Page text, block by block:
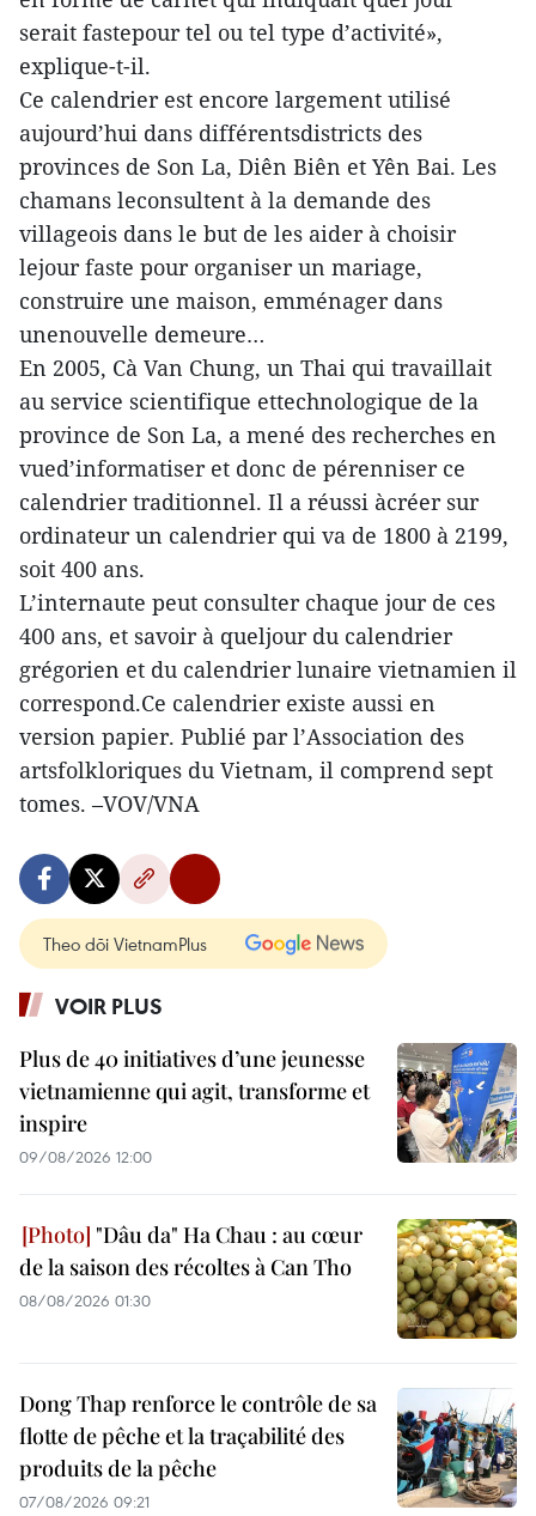
serait fastepour tel ou tel type d’activité»,
explique-t-il.
Ce calendrier est encore largement utilisé
aujourd’hui dans différentsdistricts des
provinces de Son La, Diên Biên et Yên Bai. Les
chamans leconsultent à la demande des
villageois dans le but de les aider à choisir
lejour faste pour organiser un mariage,
construire une maison, emménager dans
unenouvelle demeure…
En 2005, Cà Van Chung, un Thai qui travaillait
au service scientifique ettechnologique de la
province de Son La, a mené des recherches en
vued’informatiser et donc de pérenniser ce
calendrier traditionnel. Il a réussi àcréer sur
ordinateur un calendrier qui va de 1800 à 2199,
soit 400 ans.
L’internaute peut consulter chaque jour de ces
400 ans, et savoir à queljour du calendrier
grégorien et du calendrier lunaire vietnamien il
correspond.Ce calendrier existe aussi en
version papier. Publié par l’Association des
artsfolkloriques du Vietnam, il comprend sept
tomes. –VOV/VNA
Theo dõi VietnamPlus
VOIR PLUS
Plus de 40 initiatives d’une jeunesse
vietnamienne qui agit, transforme et
inspire
09/08/2026 12:00
"Dâu da" Ha Chau : au cœur
de la saison des récoltes à Can Tho
08/08/2026 01:30
Dong Thap renforce le contrôle de sa
flotte de pêche et la traçabilité des
produits de la pêche
07/08/2026 09:21